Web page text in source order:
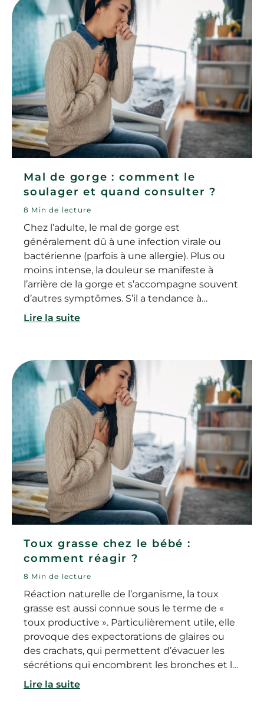
Mal de gorge : comment le
soulager et quand consulter ?
8 Min de lecture
Chez l’adulte, le mal de gorge est
généralement dû à une infection virale ou
bactérienne (parfois à une allergie). Plus ou
moins intense, la douleur se manifeste à
l’arrière de la gorge et s’accompagne souvent
d’autres symptômes. S’il a tendance à
disparaître spontanément et sans traitement,
prendre des médicaments ? Et dans quels
cas consulter ?
Lire la suite
Toux grasse chez le bébé :
comment réagir ?
8 Min de lecture
Réaction naturelle de l’organisme, la toux
grasse est aussi connue sous le terme de «
toux productive ». Particulièrement utile, elle
provoque des expectorations de glaires ou
des crachats, qui permettent d’évacuer les
sécrétions qui encombrent les bronches et la
trachée. Fréquente chez les bébés et les
Lire la suite